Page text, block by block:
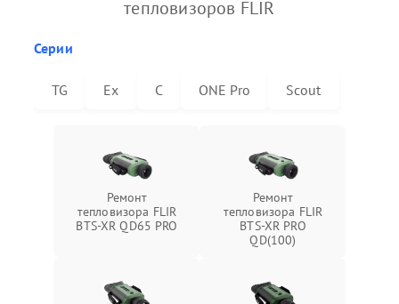
тепловизоров FLIR
Серии
TG Ex C ONE Pro Scout
Ремонт
тепловизора FLIR
BTS-XR QD65 PRO
Ремонт
тепловизора FLIR
BTS-XR PRO
QD(100)